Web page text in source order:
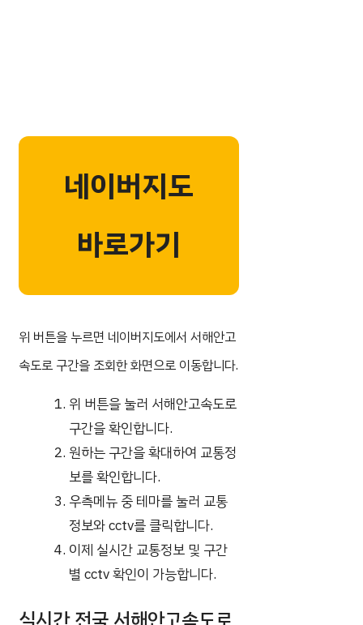
네이버지도
바로가기
위 버튼을 누르면 네이버지도에서 서해안고
속도로 구간을 조회한 화면으로 이동합니다.
위 버튼을 눌러 서해안고속도로
구간을 확인합니다.
원하는 구간을 확대하여 교통정
보를 확인합니다.
우측메뉴 중 테마를 눌러 교통
정보와 cctv를 클릭합니다.
이제 실시간 교통정보 및 구간
별 cctv 확인이 가능합니다.